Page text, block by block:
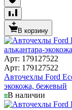
В корзину
Арт: 179127522
Арт: 179127522
Авточехлы Ford
экокожа, бежевый
В наличии